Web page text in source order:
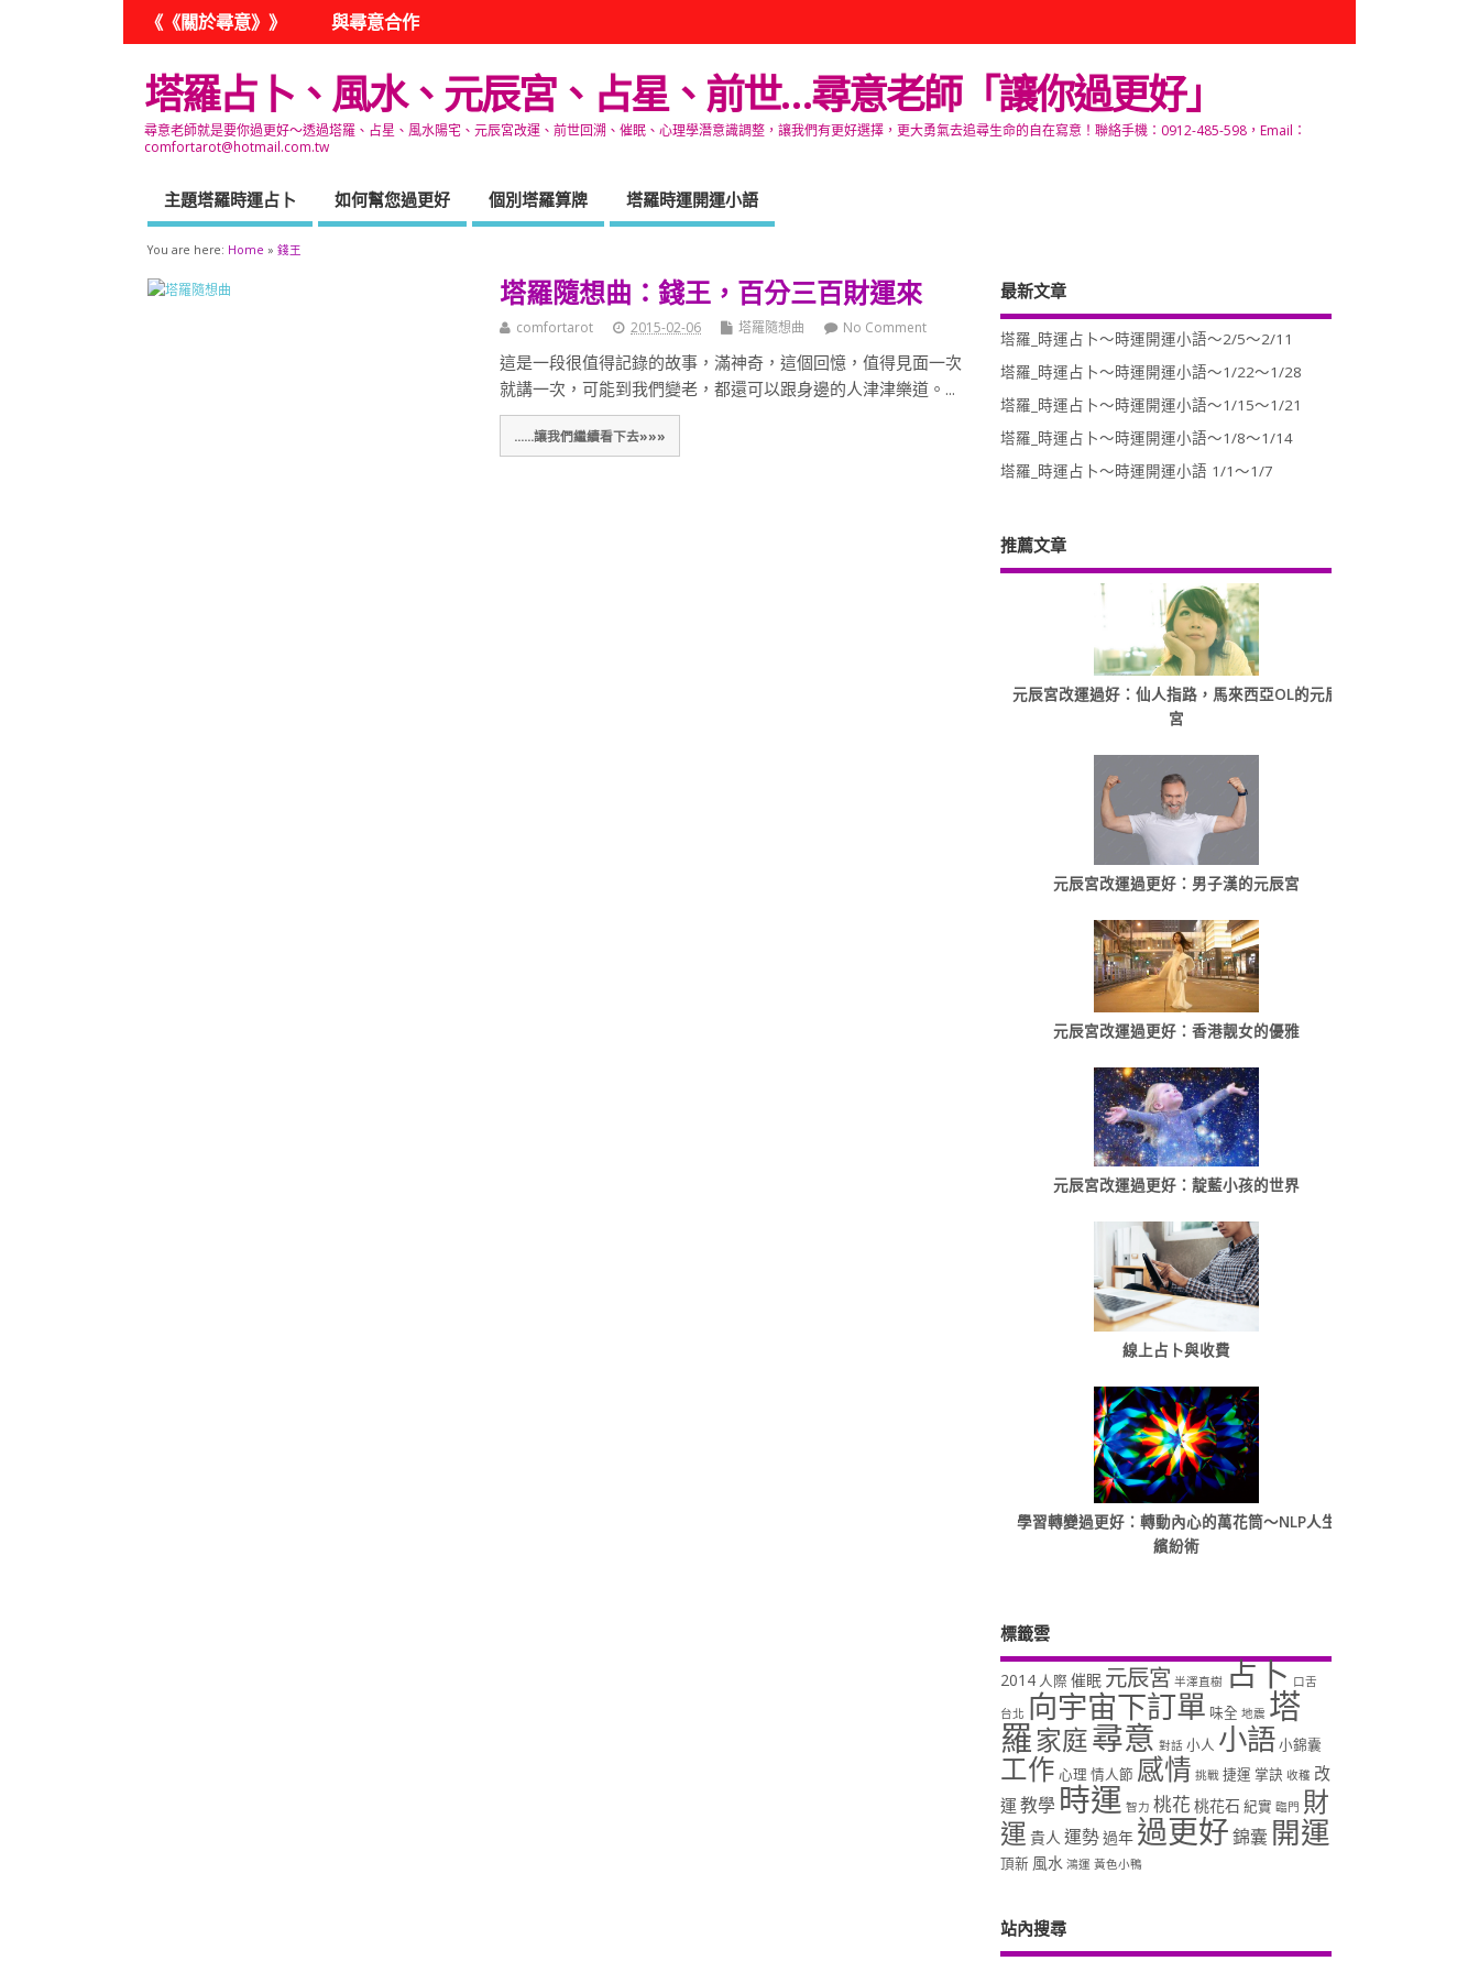
《《關於尋意》》 與尋意合作
塔羅占卜、風水、元辰宮、占星、前世…尋意老師「讓你過更好」
尋意老師就是要你過更好～透過塔羅、占星、風水陽宅、元辰宮改運、前世回溯、催眠、心理學潛意識調整，讓我們有更好選擇，更大勇氣去追尋生命的自在寫意！聯絡手機：0912-485-598，Email：
comfortarot@hotmail.com.tw
主題塔羅時運占卜 如何幫您過更好 個別塔羅算牌 塔羅時運開運小語
You are here: Home »錢王
塔羅隨想曲：錢王，百分三百財運來
comfortarot 2015-02-06 塔羅隨想曲 No Comment
這是一段很值得記錄的故事，滿神奇，這個回憶，值得見面一次
就講一次，可能到我們變老，都還可以跟身邊的人津津樂道。...
......讓我們繼續看下去»»»
最新文章
塔羅_時運占卜～時運開運小語～2/5～2/11
塔羅_時運占卜～時運開運小語～1/22～1/28
塔羅_時運占卜～時運開運小語～1/15～1/21
塔羅_時運占卜～時運開運小語～1/8～1/14
塔羅_時運占卜～時運開運小語 1/1～1/7
推薦文章
元辰宮改運過好：仙人指路，馬來西亞OL的元辰
宮
元辰宮改運過更好：男子漢的元辰宮
元辰宮改運過更好：香港靓女的優雅
元辰宮改運過更好：靛藍小孩的世界
線上占卜與收費
學習轉變過更好：轉動內心的萬花筒～NLP人生
繽紛術
標籤雲
2014 人際 催眠 元辰宮 半澤直樹 占卜 口舌
台北 向宇宙下訂單 味全 地震 塔
羅家庭尋意 對話 小人 小語 小錦囊
工作 心理 情人節 感情 挑戰 捷運 掌訣 收穫 改
運 教學 時運 智力 桃花 桃花石 紀實 臨門 財
運 貴人 運勢過年 過更好錦囊 開運
頂新 風水 鴻運 黃色小鴨
站內搜尋